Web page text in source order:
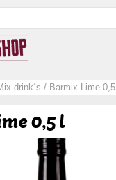
drink´s / Barmix Lime 0,5 l
0,5 l